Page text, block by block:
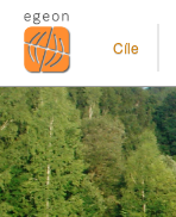
Cíle